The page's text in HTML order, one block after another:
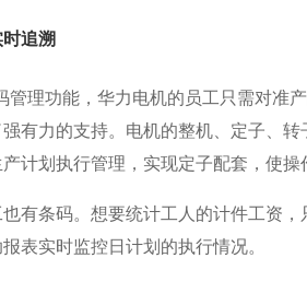
追溯
理功能，华力电机的员工只需对准
有力的支持。电机的整机、定子、
计划执行管理，实现定子配套，使操
条码。想要统计工人的计件工资，
表实时监控日计划的执行情况。